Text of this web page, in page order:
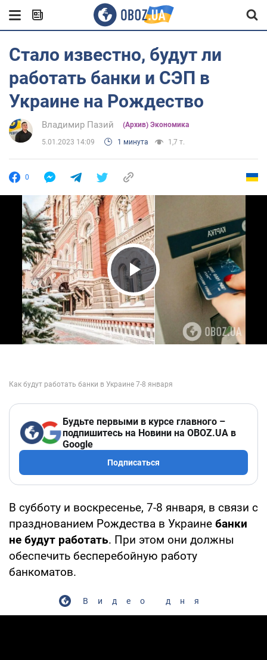
Стало известно, будут ли
работать банки и СЭП в
Украине на Рождество
Владимир Пазий (Архив) Экономика
5.01.2023 14:09 1 минута 1,7 т.
0
Play Video
Будьте первыми в курсе главного –
подпишитесь на Новини на OBOZ.UA в
Google
Подписаться
В субботу и воскресенье, 7-8 января, в связи с
празднованием Рождества в Украине банки
не будут работать. При этом они должны
обеспечить бесперебойную работу
банкоматов.
Видео дня